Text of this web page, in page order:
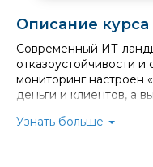
Описание курса
Современный ИТ-
отказоустойчивости и
мониторинг настроен
деньги и клиентов, а
Мы знаем, как это
Узнать больше